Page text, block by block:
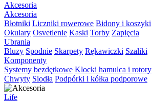
Akcesoria
Akcesoria
Błotniki Liczniki rowerowe Bidony i koszyki
Okulary Osvetlenie Kaski Torby Zapięcia
Ubrania
Bluzy Spodnie Skarpety Rękawiczki Szaliki
Komponenty
Systemy bezdętkowe Klocki hamulca i rotory
Chwyty Siodła Podpórki i kółka podporowe
Life